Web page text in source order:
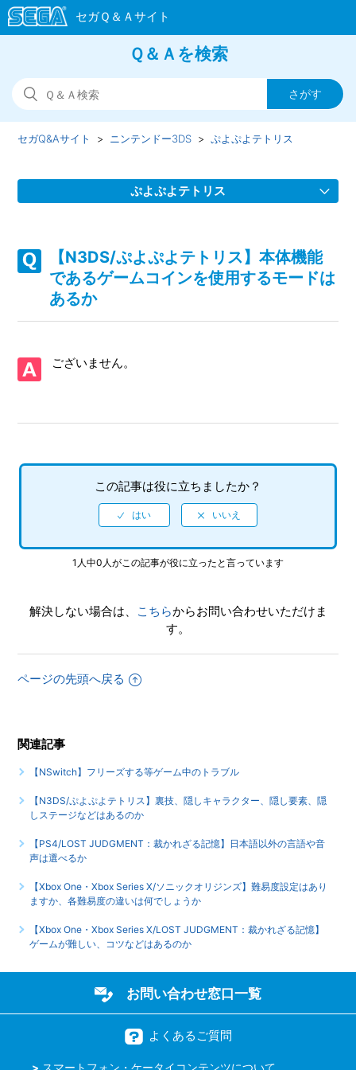
Ｑ＆Ａを検索
セガQ&Aサイト ニンテンドー3DS ぷよぷよテトリス
ぷよぷよテトリス
を、動画サイト/ブログ等で公開してもいいのか
【N3DS/ぷよぷよテトリス】裏技、隠しキャラクター、隠し
要素、隠しステージなどはあるのか
使用するモードはあるか
【N3DS/ぷよぷよテトリス】インターネットの対戦で、対戦
したくない相手をブロックすることはできるか
【N3DS/ぷよぷよテトリス】MiiやMiiverse（ミーバース）
に対応しているのか
【N3DS/ぷよぷよテトリス】ダウンロードプレイ(1つのゲー
ムカードを使用)に対応しているのか
【N3DS/ぷよぷよテトリス】ローカルプレイ(人数分のゲー
ムカードが必要)に対応しているのか
【N3DS/ぷよぷよテトリス】本体機能
であるゲームコインを使用するモードは
あるか
ございません。
この記事は役に立ちましたか？
1人中0人がこの記事が役に立ったと言っています
解決しない場合は、 こちらからお問い合わせいただけま
す。
ページの先頭へ戻る
関連記事
【NSwitch】フリーズする等ゲーム中のトラブル
【N3DS/ぷよぷよテトリス】裏技、隠しキャラクター、隠し要素、隠
しステージなどはあるのか
【PS4/LOST JUDGMENT：裁かれざる記憶】日本語以外の言語や音
声は選べるか
【Xbox One・Xbox Series X/ソニックオリジンズ】難易度設定はあり
ますか、各難易度の違いは何でしょうか
【Xbox One・Xbox Series X/LOST JUDGMENT：裁かれざる記憶】
ゲームが難しい、コツなどはあるのか
お問い合わせ窓口一覧
よくあるご質問